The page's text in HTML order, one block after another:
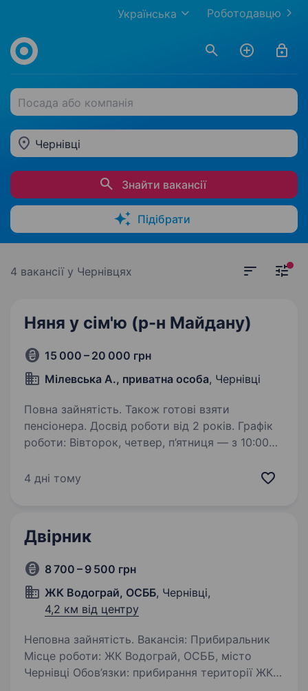
Роботодавцю
Українська
Посада або компанія
Чернівці
Знайти вакансії
Підібрати
4 вакансії у Чернівцях
Няня у сім'ю (р-н Майдану)
15 000 – 20 000 грн
Мілевська А., приватна особа, Чернівці
Повна зайнятість. Також готові взяти
пенсіонера. Досвід роботи від 2 років. Графік
роботи: Вівторок, четвер, п’ятниця — з 10:00
потрібно буде залишитися на ніч. Час від часу
4 дні тому
Двірник
8 700 – 9 500 грн
ЖК Водограй, ОСББ, Чернівці,
4,2 км від центру
Неповна зайнятість. Вакансія: Прибиральник
Місце роботи: ЖК Водограй, ОСББ, місто
Чернівці Обов’язки: прибирання території ЖК